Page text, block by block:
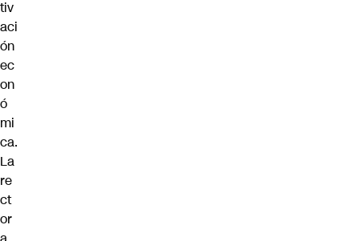
tiv
aci
ón
ec
on
ó
mi
ca.
La
re
ct
or